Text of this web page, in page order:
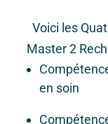
Voici les
Master 2
en soin